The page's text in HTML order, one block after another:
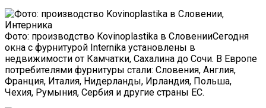
Фото: производство Kovinoplastika в СловенииСегодня
окна с фурнитурой Internika установлены в
недвижимости от Камчатки, Сахалина до Сочи. В Европе
потребителями фурнитуры стали: Словения, Англия,
Франция, Италия, Нидерланды, Ирландия, Польша,
Чехия, Румыния, Сербия и другие страны ЕС.